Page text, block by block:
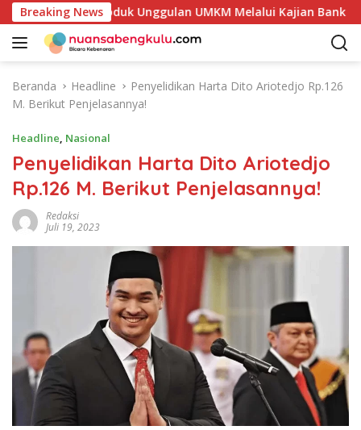
a
Breaking News
Potensi Produk Unggulan UMKM Melalui Kajian Bank
Beranda Headline
Penyelidikan Harta Dito Ariotedjo Rp.126
M. Berikut Penjelasannya!
Headline, Nasional
Penyelidikan Harta Dito Ariotedjo
Rp.126 M. Berikut Penjelasannya!
Redaksi
Juli 19, 2023